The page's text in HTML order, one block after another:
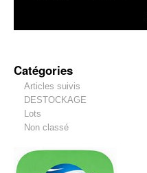
Catégories
Articles suivis
DESTOCKAGE
Lots
Non classé